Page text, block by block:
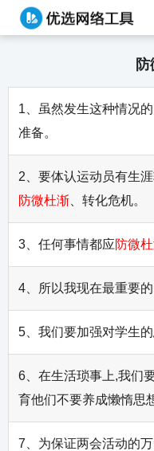
1、虽然发生这种情况
准备。
2、要体认运动员有生
防微杜渐 、转化危机。
3、任何事情都应防微
4、所以我现在最重要
5、我们要加强对学生
6、在生活琐事上,我们
育他们不要养成懒惰思
7、为保证两会活动的